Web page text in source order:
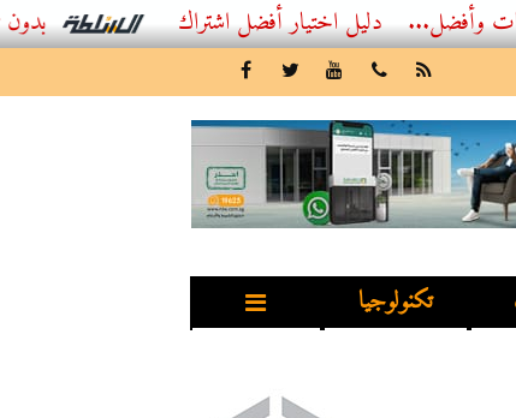
أفضل اشتراك IPTV بدون تقطيع 2026 – دليل المشاهد العصري
تكنولوجيا